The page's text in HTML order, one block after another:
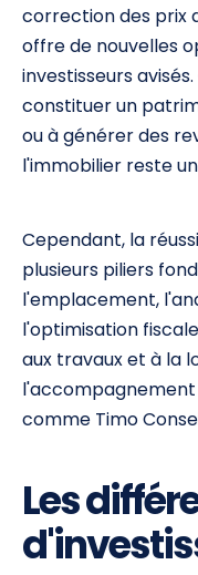
correction des prix
offre de nouvelles
investisseurs
constituer un
ou à générer des
l'immobilier reste
Cependant, la
plusieurs piliers
l'emplacement,
l'optimisation
aux travaux et à la
comme Timo
Les